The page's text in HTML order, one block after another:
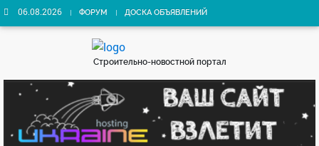
06.08.2026 ФОРУМ ДОСКА ОБЪЯВЛЕНИЙ
Строительно-новостной портал